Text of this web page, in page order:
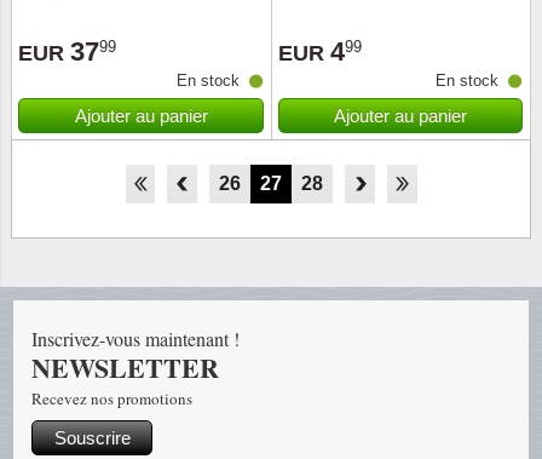
EUR 3799
En stock
Ajouter au panier
EUR 499
En stock
Ajouter au panier
24 25 26 27 28 29 30
Inscrivez-vous maintenant !
NEWSLETTER
Recevez nos promotions
Souscrire